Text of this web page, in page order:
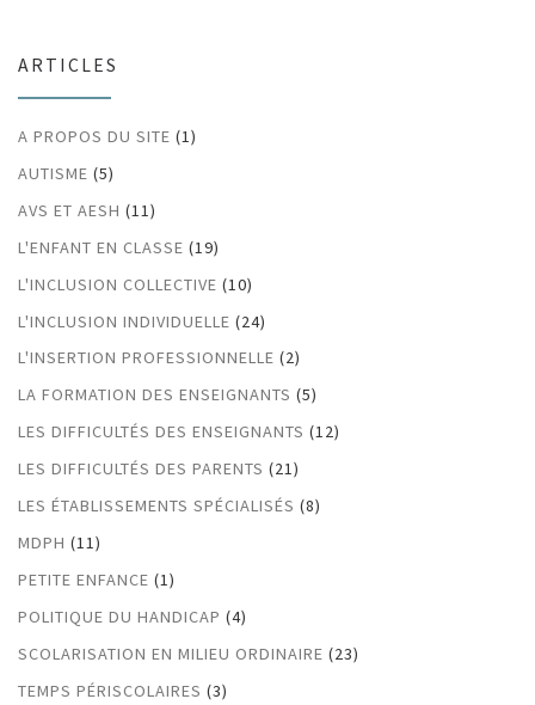
ARTICLES
A PROPOS DU SITE (1)
AUTISME (5)
AVS ET AESH (11)
L'ENFANT EN CLASSE (19)
L'INCLUSION COLLECTIVE (10)
L'INCLUSION INDIVIDUELLE (24)
L'INSERTION PROFESSIONNELLE (2)
LA FORMATION DES ENSEIGNANTS (5)
LES DIFFICULTÉS DES ENSEIGNANTS (12)
LES DIFFICULTÉS DES PARENTS (21)
LES ÉTABLISSEMENTS SPÉCIALISÉS (8)
MDPH (11)
PETITE ENFANCE (1)
POLITIQUE DU HANDICAP (4)
SCOLARISATION EN MILIEU ORDINAIRE (23)
TEMPS PÉRISCOLAIRES (3)